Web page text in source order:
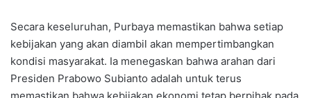
Secara keseluruhan, Purbaya memastikan bahwa setiap
kebijakan yang akan diambil akan mempertimbangkan
kondisi masyarakat. Ia menegaskan bahwa arahan dari
Presiden Prabowo Subianto adalah untuk terus